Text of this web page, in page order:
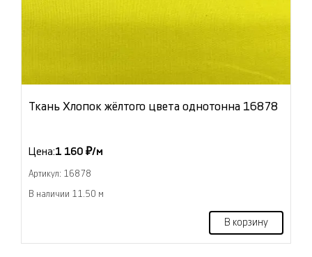
Ткань Хлопок жёлтого цвета однотонна 16878
Цена:1 160 ₽/м
Артикул: 16878
В наличии 11.50 м
В корзину